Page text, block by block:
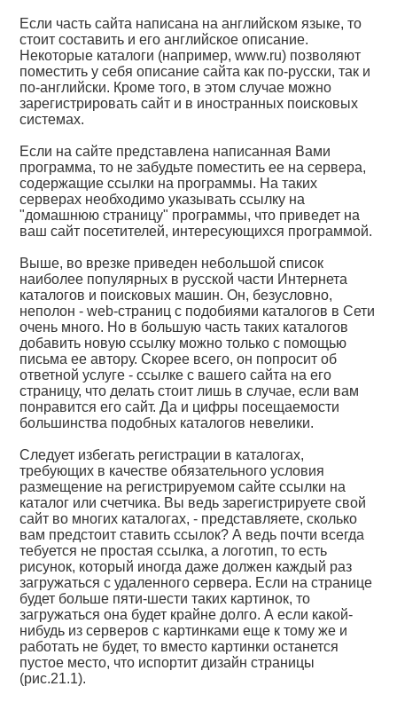
Если часть сайта написана на английском языке, то
стоит составить и его английское описание.
Некоторые каталоги (например, www.ru) позволяют
поместить у себя описание сайта как по-русски, так и
по-английски. Кроме того, в этом случае можно
зарегистрировать сайт и в иностранных поисковых
системах.
Если на сайте представлена написанная Вами
программа, то не забудьте поместить ее на сервера,
содержащие ссылки на программы. На таких
серверах необходимо указывать ссылку на
"домашнюю страницу" программы, что приведет на
ваш сайт посетителей, интересующихся программой.
Выше, во врезке приведен небольшой список
наиболее популярных в русской части Интернета
каталогов и поисковых машин. Он, безусловно,
неполон - web-страниц с подобиями каталогов в Сети
очень много. Но в большую часть таких каталогов
добавить новую ссылку можно только с помощью
письма ее автору. Скорее всего, он попросит об
ответной услуге - ссылке с вашего сайта на его
страницу, что делать стоит лишь в случае, если вам
понравится его сайт. Да и цифры посещаемости
большинства подобных каталогов невелики.
Следует избегать регистрации в каталогах,
требующих в качестве обязательного условия
размещение на регистрируемом сайте ссылки на
каталог или счетчика. Вы ведь зарегистрируете свой
сайт во многих каталогах, - представляете, сколько
вам предстоит ставить ссылок? А ведь почти всегда
тебуется не простая ссылка, а логотип, то есть
рисунок, который иногда даже должен каждый раз
загружаться с удаленного сервера. Если на странице
будет больше пяти-шести таких картинок, то
загружаться она будет крайне долго. А если какой-
нибудь из серверов с картинками еще к тому же и
работать не будет, то вместо картинки останется
пустое место, что испортит дизайн страницы
(рис.21.1).